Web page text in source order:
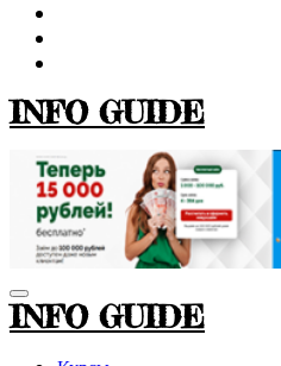
INFO GUIDE
INFO GUIDE